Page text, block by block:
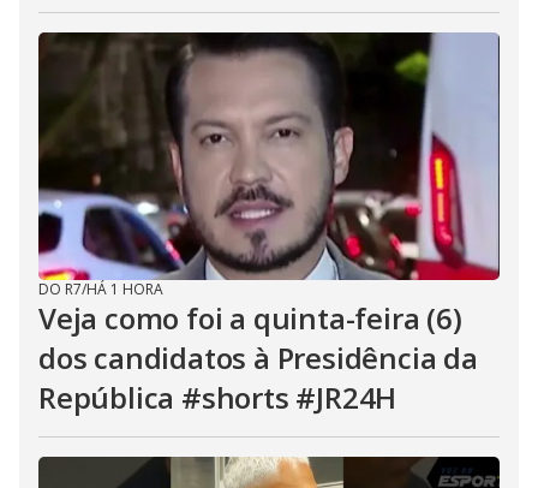
DO R7/HÁ 1 HORA
Veja como foi a quinta-feira (6)
dos candidatos à Presidência da
República #shorts #JR24H